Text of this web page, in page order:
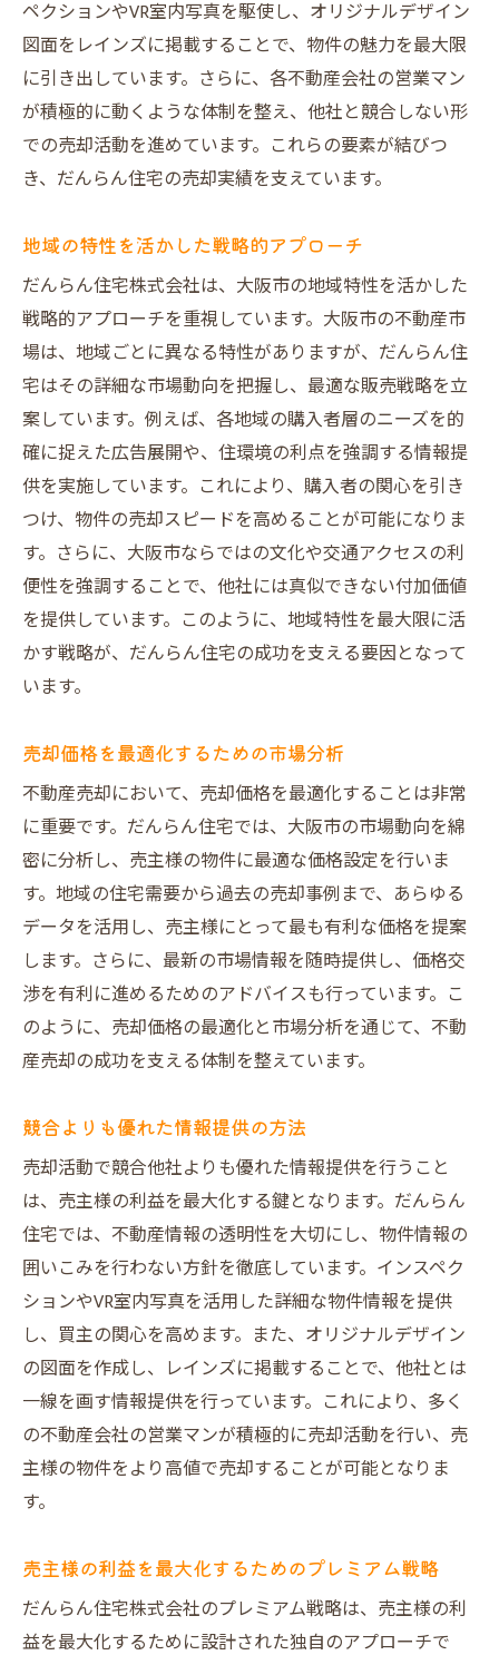
契約までの流れをスムーズに進める方法
成功事例から学ぶ売却テクニック
物件囲い込みをしないだんらん住宅の独自アプ
ローチ
透明性を重視した情報共有の実践
オープンな売却活動がもたらすメリット
買主様との信頼関係を築く方法
囲い込みの弊害とその克服方法
業界全体の流れを変える新しい挑戦
インスペクションとVR技術で魅力を最大化する
方法
インスペクションの重要性とその効果
VR技術を活用した物件紹介の利点
具体的な事例で見る技術活用の成果
購入希望者に対する視覚的アプローチの効
果
技術導入による売却成功の実績
響
図面作成のプロセスとそのメリット
視覚的な訴求力を高めるデザインの工夫
購入希望者に与える第一印象の重要性
個別ニーズに応えるカスタマイズ図面
図面がもたらす購買意欲の向上
実際の売却事例から学ぶデザインの効果
市場価格を超える売却を可能にする地域密着型
戦略
ローカルマーケットでの競争優位性の確立
住民との関係構築がもたらす売却効果
地域イベントとの連携によるプロモーショ
ン
地元知識を活かした価格設定と交渉術
実例から見る地域密着型の売却成功
だんらん住宅のプレミアム仲介が選ばれる理由
信頼性を高める透明な取引プロセス
専門家によるきめ細やかなサポート
顧客の声を反映した柔軟な対応
成功事例が語る信頼の実績
大阪市での不動産売却を成功に導く秘訣を探る
市場動向を熟知した戦略的アプローチ
ペクションやVR室内写真を駆使し、オリジナルデザイン
図面をレインズに掲載することで、物件の魅力を最大限
に引き出しています。さらに、各不動産会社の営業マン
が積極的に動くような体制を整え、他社と競合しない形
での売却活動を進めています。これらの要素が結びつ
き、だんらん住宅の売却実績を支えています。
地域の特性を活かした戦略的アプローチ
だんらん住宅株式会社は、大阪市の地域特性を活かした
戦略的アプローチを重視しています。大阪市の不動産市
場は、地域ごとに異なる特性がありますが、だんらん住
宅はその詳細な市場動向を把握し、最適な販売戦略を立
案しています。例えば、各地域の購入者層のニーズを的
確に捉えた広告展開や、住環境の利点を強調する情報提
供を実施しています。これにより、購入者の関心を引き
つけ、物件の売却スピードを高めることが可能になりま
す。さらに、大阪市ならではの文化や交通アクセスの利
便性を強調することで、他社には真似できない付加価値
を提供しています。このように、地域特性を最大限に活
かす戦略が、だんらん住宅の成功を支える要因となって
います。
売却価格を最適化するための市場分析
不動産売却において、売却価格を最適化することは非常
に重要です。だんらん住宅では、大阪市の市場動向を綿
密に分析し、売主様の物件に最適な価格設定を行いま
す。地域の住宅需要から過去の売却事例まで、あらゆる
データを活用し、売主様にとって最も有利な価格を提案
します。さらに、最新の市場情報を随時提供し、価格交
渉を有利に進めるためのアドバイスも行っています。こ
のように、売却価格の最適化と市場分析を通じて、不動
産売却の成功を支える体制を整えています。
競合よりも優れた情報提供の方法
売却活動で競合他社よりも優れた情報提供を行うこと
は、売主様の利益を最大化する鍵となります。だんらん
住宅では、不動産情報の透明性を大切にし、物件情報の
囲いこみを行わない方針を徹底しています。インスペク
ションやVR室内写真を活用した詳細な物件情報を提供
し、買主の関心を高めます。また、オリジナルデザイン
の図面を作成し、レインズに掲載することで、他社とは
一線を画す情報提供を行っています。これにより、多く
の不動産会社の営業マンが積極的に売却活動を行い、売
主様の物件をより高値で売却することが可能となりま
す。
売主様の利益を最大化するためのプレミアム戦略
だんらん住宅株式会社のプレミアム戦略は、売主様の利
益を最大化するために設計された独自のアプローチで